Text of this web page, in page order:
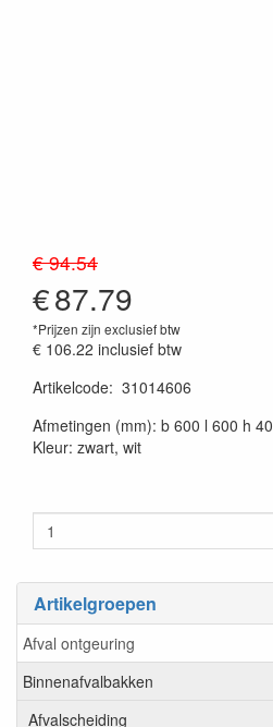
Artikelgroepen
Afval ontgeuring
Binnenafvalbakken
Afvalscheiding
€ 94.54
€87.79
*Prijzen zijn exclusief btw
€ 106.22 inclusief btw
Artikelcode: 31014606
Afmetingen (mm): b 600 l 600 h 40
Kleur: zwart, wit